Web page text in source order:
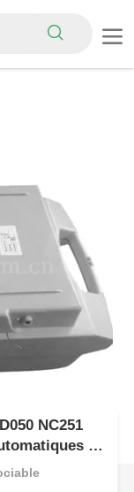
NC251
à